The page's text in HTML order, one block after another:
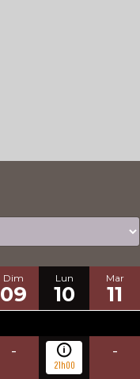
Dim
09
Lun
10
Mar
11
-
21h00
-